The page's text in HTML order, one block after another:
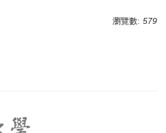
瀏覽數: 579